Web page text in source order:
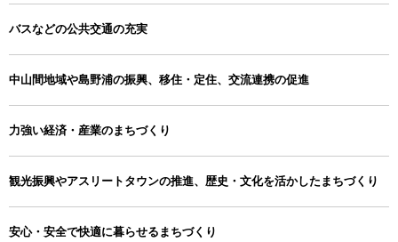
バスなどの公共交通の充実
中山間地域や島野浦の振興、移住・定住、交流連携の促進
力強い経済・産業のまちづくり
観光振興やアスリートタウンの推進、歴史・文化を活かしたまちづくり
安心・安全で快適に暮らせるまちづくり